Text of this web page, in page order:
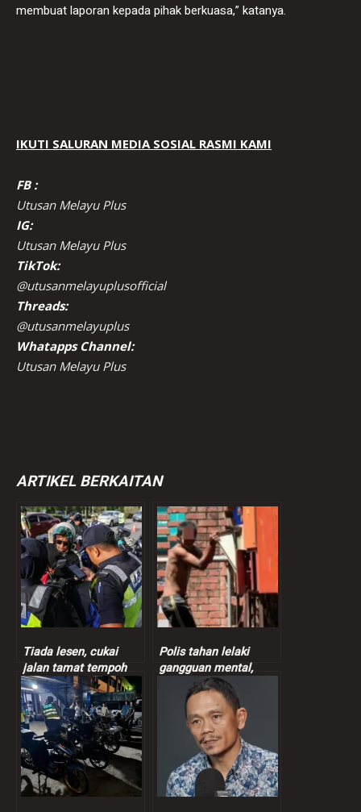
membuat laporan kepada pihak berkuasa,” katanya.
IKUTI SALURAN MEDIA SOSIAL RASMI KAMI
FB :
Utusan Melayu Plus
IG:
Utusan Melayu Plus
TikTok:
@utusanmelayuplusofficial
Threads:
@utusanmelayuplus
Whatapps Channel:
Utusan Melayu Plus
ARTIKEL BERKAITAN
Tiada lesen, cukai
jalan tamat tempoh
antara kesalahan
tertinggi Ops 1 Johor
Polis tahan lelaki
gangguan mental,
rosakkan harta benda
di Kota Belud